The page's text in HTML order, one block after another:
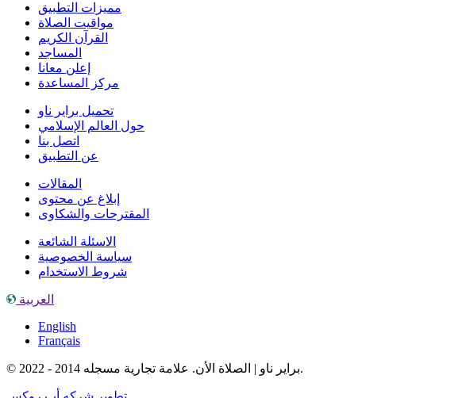
مميزات التطبيق
مواقيت الصلاة
القرآن الكريم
المساجد
إعلن معانا
مركز المساعدة
تحميل براير ناو
حول العالم الإسلامي
اتصل بنا
عن التطبيق
المقالات
إبلاغ عن محتوى
المقترحات والشكاوى
الاسئلة الشائعة
سياسة الخصوصية
شروط الاستخدام
العربية
English
Français
© براير ناو | الصلاة الأن. علامة تجارية مسجله 2014 - 2022.